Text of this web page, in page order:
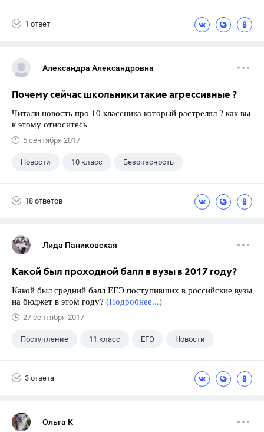
1 ответ
Александра Александровна
Почему сейчас школьники такие агрессивные ?
Читали новость про 10 классника который растрелял ? как вы
к этому относитесь
5 сентября 2017
Новости 10 класс Безопасность
18 ответов
Лида Паниковская
Какой был проходной балл в вузы в 2017 году?
Какой был средний балл ЕГЭ поступивших в российские вузы
на бюджет в этом году? (Подробнее...)
27 сентября 2017
Поступление 11 класс ЕГЭ Новости
3 ответа
Ольга К